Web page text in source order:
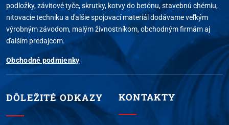
podložky, závitové tyče, skrutky, kotvy do betónu, stavebnú chémiu,
nitovacie techniku a ďalšie spojovací materiál dodávame veľkým
výrobným závodom, malým živnostníkom, obchodným firmám aj
ďalším predajcom.
Obchodné podmienky
DÔLEŽITÉ ODKAZY KONTAKTY